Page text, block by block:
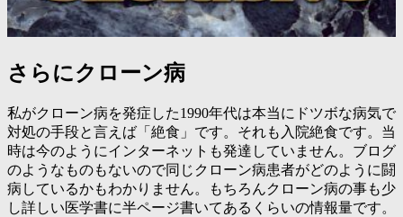
さらにクローン病
私がクローン病を発症した1990年代は本当にドツボな病気で
対処の手段と言えば「絶食」です。それも入院絶食です。当
時は今のようにインターネットも発達していません。ブログ
のようなものもないので同じクローン病患者がどのように闘
病しているかもわかりません。もちろんクローン病の事も少
し詳しい医学書に半ページ書いてあるくらいの情報量です。